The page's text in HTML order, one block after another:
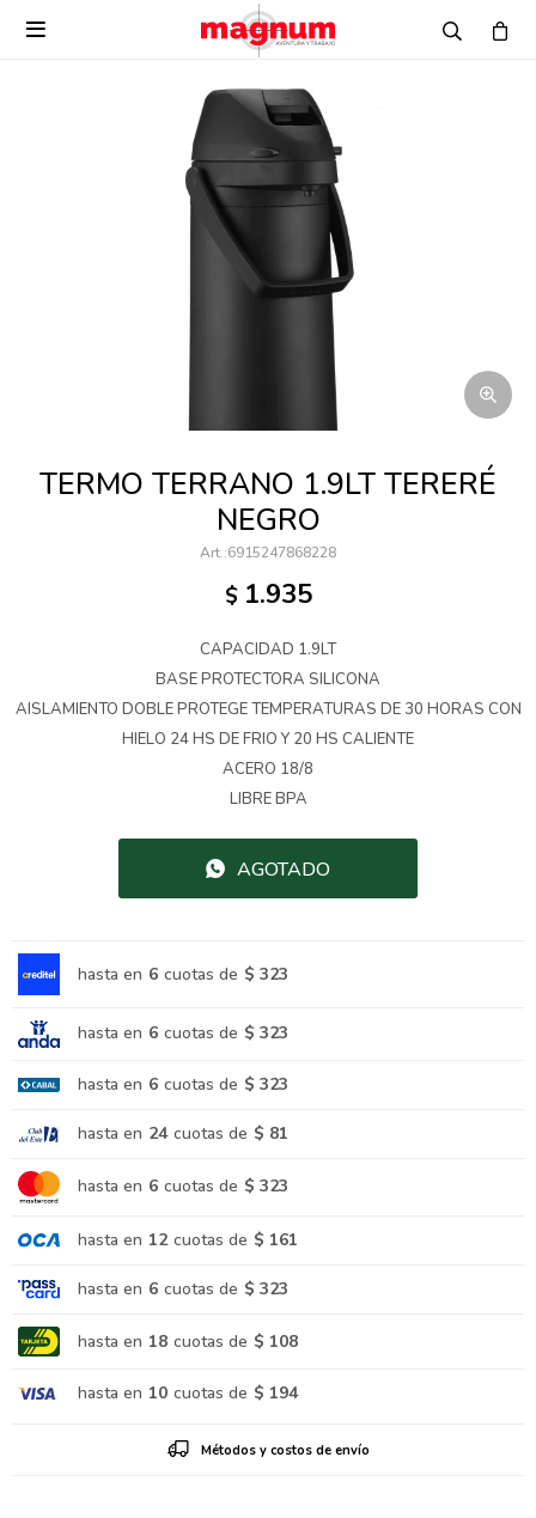

TERMO TERRANO 1.9LT TERERÉ
NEGRO
6915247868228
$ 1.935
CAPACIDAD 1.9LT
BASE PROTECTORA SILICONA
AISLAMIENTO DOBLE PROTEGE TEMPERATURAS DE 30 HORAS CON
HIELO 24 HS DE FRIO Y 20 HS CALIENTE
ACERO 18/8
LIBRE BPA
AGOTADO
hasta en 6 cuotas de $ 323
hasta en 6 cuotas de $ 323
hasta en 6 cuotas de $ 323
hasta en 24 cuotas de $ 81
hasta en 6 cuotas de $ 323
hasta en 12 cuotas de $ 161
hasta en 6 cuotas de $ 323
hasta en 18 cuotas de $ 108
hasta en 10 cuotas de $ 194
Métodos y costos de envío